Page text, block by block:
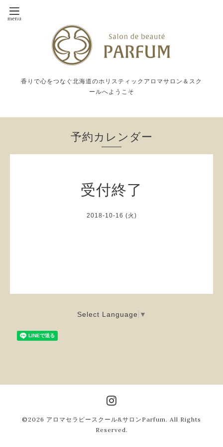
香りで心をつなぐ北海道のホリスティックアロマサロン＆スク
ールへようこそ
予約カレンダー
受付終了
2018-10-16 (火)
Select Language ▼
©2026 アロマセラピースクール&サロンParfum . All Rights
Reserved.